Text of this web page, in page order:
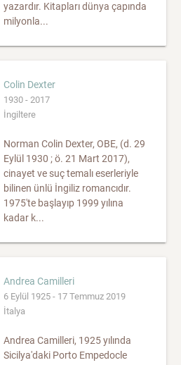
yazardır. Kitapları dünya çapında
milyonla...
Colin Dexter
1930 - 2017
İngiltere
Norman Colin Dexter, OBE, (d. 29
Eylül 1930 ; ö. 21 Mart 2017),
cinayet ve suç temalı eserleriyle
bilinen ünlü İngiliz romancıdır.
1975'te başlayıp 1999 yılına
kadar k...
Andrea Camilleri
6 Eylül 1925 - 17 Temmuz 2019
İtalya
Andrea Camilleri, 1925 yılında
Sicilya'daki Porto Empedocle